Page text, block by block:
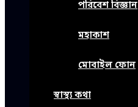
পরিবেশ বিজ্ঞান
মহাকাশ
মোবাইল ফোন
স্বাস্থ্য কথা